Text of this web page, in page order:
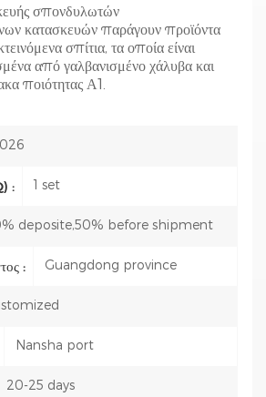
σπονδυλωτών
κατασκευών παράγουν προϊόντα
σπίτια, τα οποία είναι
από γαλβανισμένο χάλυβα και
ποιότητας Α1.
: 1 set
deposite,50% before shipment
: Guangdong province
Nansha port
20-25 days